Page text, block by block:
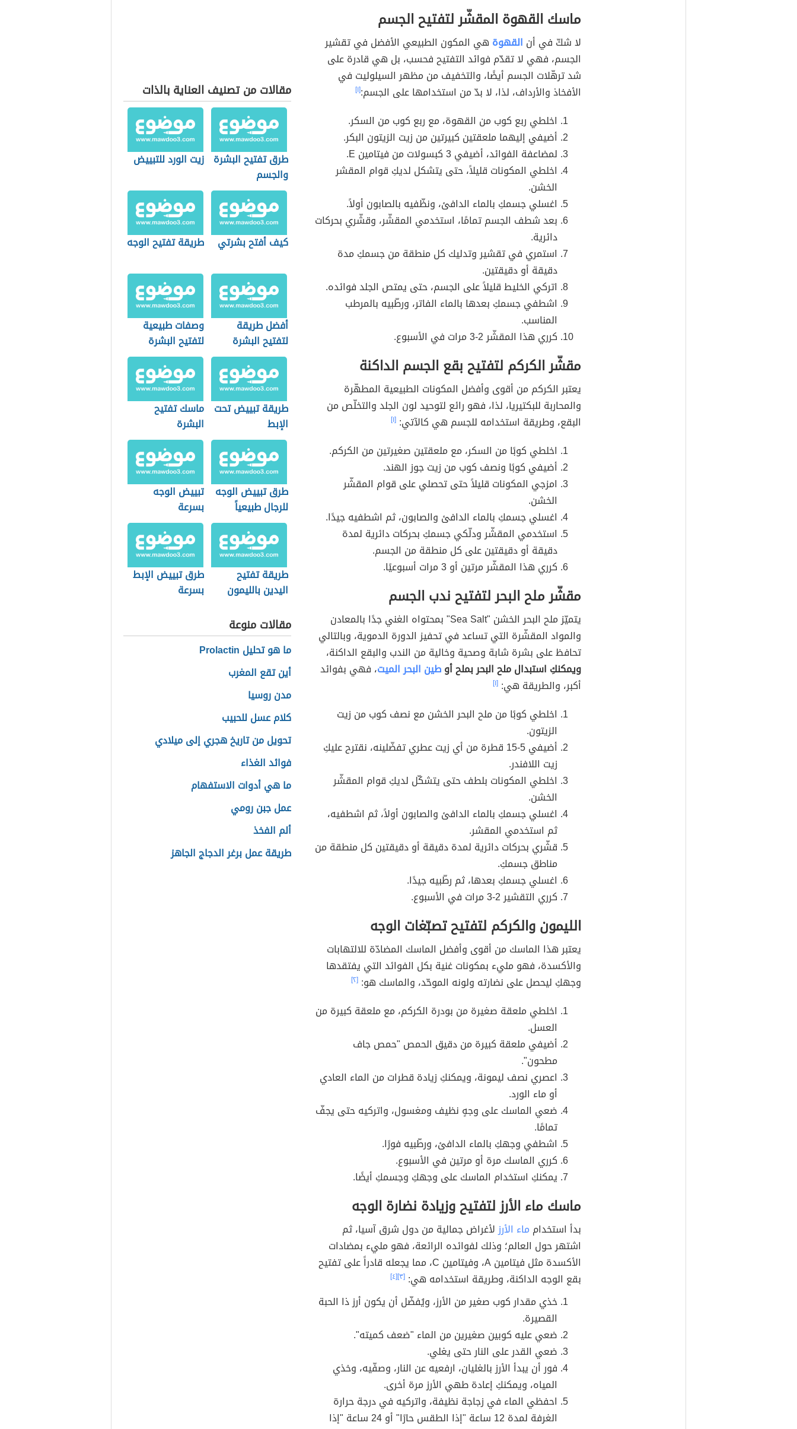
ماسك القهوة المقشّر لتفتيح الجسم
لا شكّ في أن القهوة هي المكون الطبيعي الأفضل في تقشير
الجسم، فهي لا تقدّم فوائد التفتيح فحسب، بل هي قادرة على
شد ترهّلات الجسم أيضًا، والتخفيف من مظهر السيلوليت في
الأفخاذ والأرداف، لذا، لا بدّ من استخدامها على الجسم:[١]
اخلطي ربع كوب من القهوة، مع ربع كوب من السكر.
أضيفي إليهما ملعقتين كبيرتين من زيت الزيتون البكر.
لمضاعفة الفوائد، أضيفي 3 كبسولات من فيتامين E.
اخلطي المكونات قليلاً، حتى يتشكل لديكِ قوام المقشر
الخشن.
اغسلي جسمكِ بالماء الدافئ، ونظّفيه بالصابون أولاً.
بعد شطف الجسم تمامًا، استخدمي المقشّر، وقشّري بحركات
دائرية.
استمري في تقشير وتدليك كل منطقة من جسمكِ مدة
دقيقة أو دقيقتين.
اتركي الخليط قليلاً على الجسم، حتى يمتص الجلد فوائده.
اشطفي جسمكِ بعدها بالماء الفاتر، ورطّبيه بالمرطب
المناسب.
كرري هذا المقشّر 2-3 مرات في الأسبوع.
مقشّر الكركم لتفتيح بقع الجسم الداكنة
يعتبر الكركم من أقوى وأفضل المكونات الطبيعية المطهّرة
والمحاربة للبكتيريا، لذا، فهو رائع لتوحيد لون الجلد والتخلّص من
البقع، وطريقة استخدامه للجسم هي كالآتي:[١]
اخلطي كوبًا من السكر، مع ملعقتين صغيرتين من الكركم.
أضيفي كوبًا ونصف كوب من زيت جوز الهند.
امزجي المكونات قليلاً حتى تحصلي على قوام المقشّر
الخشن.
اغسلي جسمكِ بالماء الدافئ والصابون، ثم اشطفيه جيدًا.
استخدمي المقشّر ودلّكي جسمكِ بحركات دائرية لمدة
دقيقة أو دقيقتين على كل منطقة من الجسم.
كرري هذا المقشّر مرتين أو 3 مرات أسبوعيًا.
مقشّر ملح البحر لتفتيح ندب الجسم
يتميّز ملح البحر الخشن "Sea Salt" بمحتواه الغني جدًا بالمعادن
والمواد المقشّرة التي تساعد في تحفيز الدورة الدموية، وبالتالي
تحافظ على بشرة شابة وصحية وخالية من الندب والبقع الداكنة،
ويمكنكِ استبدال ملح البحر بملح أوطين البحر الميت، فهي بفوائد
أكبر، والطريقة هي:[١]
اخلطي كوبًا من ملح البحر الخشن مع نصف كوب من زيت
الزيتون.
أضيفي 5-15 قطرة من أي زيت عطري تفضّلينه، نقترح عليكِ
زيت اللافندر.
اخلطي المكونات بلطف حتى يتشكّل لديكِ قوام المقشّر
الخشن.
اغسلي جسمكِ بالماء الدافئ والصابون أولاً، ثم اشطفيه،
ثم استخدمي المقشر.
قشّري بحركات دائرية لمدة دقيقة أو دقيقتين كل منطقة من
مناطق جسمكِ.
اغسلي جسمكِ بعدها، ثم رطّبيه جيدًا.
كرري التقشير 2-3 مرات في الأسبوع.
الليمون والكركم لتفتيح تصبّغات الوجه
يعتبر هذا الماسك من أقوى وأفضل الماسك المضادّة للالتهابات
والأكسدة، فهو مليء بمكونات غنية بكل الفوائد التي يفتقدها
وجهكِ ليحصل على نضارته ولونه الموحّد، والماسك هو:[٢]
اخلطي ملعقة صغيرة من بودرة الكركم، مع ملعقة كبيرة من
العسل.
أضيفي ملعقة كبيرة من دقيق الحمص "حمص جاف
مطحون".
اعصري نصف ليمونة، ويمكنكِ زيادة قطرات من الماء العادي
أو ماء الورد.
ضعي الماسك على وجهٍ نظيف ومغسول، واتركيه حتى يجفّ
تمامًا.
اشطفي وجهكِ بالماء الدافئ، ورطّبيه فورًا.
كرري الماسك مرة أو مرتين في الأسبوع.
يمكنكِ استخدام الماسك على وجهكِ وجسمكِ أيضًا.
ماسك ماء الأرز لتفتيح وزيادة نضارة الوجه
بدأ استخدام ماء الأرزلأغراض جمالية من دول شرق آسيا، ثم
اشتهر حول العالم؛ وذلك لفوائده الرائعة، فهو مليء بمضادات
الأكسدة مثل فيتامين A، وفيتامين C، مما يجعله قادراً على تفتيح
بقع الوجه الداكنة، وطريقة استخدامه هي:[٣] [٤]
خذي مقدار كوب صغير من الأرز، ويُفضّل أن يكون أرز ذا الحبة
القصيرة.
ضعي عليه كوبين صغيرين من الماء "ضعف كميته".
ضعي القدر على النار حتى يغلي.
فور أن يبدأ الأرز بالغليان، ارفعيه عن النار، وصفّيه، وخذي
المياه، ويمكنكِ إعادة طهي الأرز مرة أخرى.
احفظي الماء في زجاجة نظيفة، واتركيه في درجة حرارة
الغرفة لمدة 12 ساعة "إذا الطقس حارًا" أو 24 ساعة "إذا
مقالات من تصنيف العناية بالذات
طرق تفتيح البشرة
والجسم
زيت الورد للتبييض
كيف أفتح بشرتي طريقة تفتيح الوجه
أفضل طريقة
لتفتيح البشرة
وصفات طبيعية
لتفتيح البشرة
طريقة تبييض تحت
الإبط
ماسك تفتيح
البشرة
طرق تبييض الوجه
للرجال طبيعياً
بالمنزل بسرعة
تبييض الوجه
بسرعة
طريقة تفتيح
اليدين بالليمون
طرق تبييض الإبط
بسرعة
مقالات منوعة
ما هو تحليل Prolactin
أين تقع المغرب
مدن روسيا
كلام عسل للحبيب
تحويل من تاريخ هجري إلى ميلادي
فوائد الغذاء
ما هي أدوات الاستفهام
عمل جبن رومي
ألم الفخذ
طريقة عمل برغر الدجاج الجاهز